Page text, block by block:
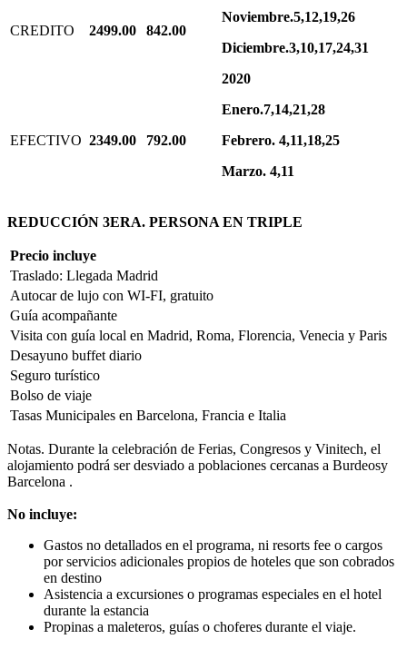
CREDITO 2499.00 842.00
Noviembre.5,12,19,26
Diciembre.3,10,17,24,31
2020
Enero.7,14,21,28
Febrero. 4,11,18,25
Marzo. 4,11
EFECTIVO 2349.00 792.00
REDUCCIÓN 3ERA. PERSONA EN TRIPLE
Precio incluye
Traslado: Llegada Madrid
Autocar de lujo con WI-FI, gratuito
Guía acompañante
Visita con guía local en Madrid, Roma, Florencia, Venecia y Paris
Desayuno buffet diario
Seguro turístico
Bolso de viaje
Tasas Municipales en Barcelona, Francia e Italia
Notas. Durante la celebración de Ferias, Congresos y Vinitech, el
alojamiento podrá ser desviado a poblaciones cercanas a Burdeosy
Barcelona .
No incluye:
Gastos no detallados en el programa, ni resorts fee o cargos
por servicios adicionales propios de hoteles que son cobrados
en destino
Asistencia a excursiones o programas especiales en el hotel
durante la estancia
Propinas a maleteros, guías o choferes durante el viaje.